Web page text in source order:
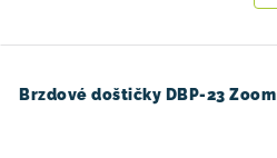
Brzdové doštičky DBP-23 Zoom